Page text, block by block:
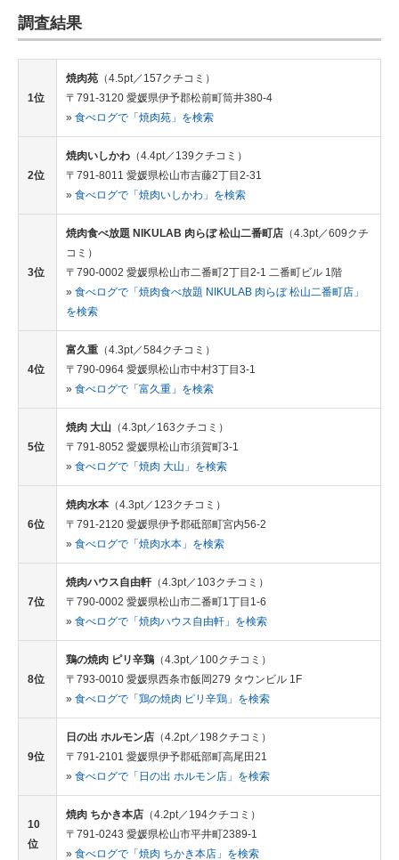
調査結果
1位
焼肉苑 （4.5pt／157クチコミ）
〒791-3120 愛媛県伊予郡松前町筒井380-4
» 食べログで「焼肉苑」を検索
2位
焼肉いしかわ （4.4pt／139クチコミ）
〒791-8011 愛媛県松山市吉藤2丁目2-31
» 食べログで「焼肉いしかわ」を検索
3位
焼肉食べ放題 NIKULAB 肉らぼ 松山二番町店 （4.3pt／609クチ
コミ）
〒790-0002 愛媛県松山市二番町2丁目2-1 二番町ビル 1階
» 食べログで「焼肉食べ放題 NIKULAB 肉らぼ 松山二番町店」
を検索
4位
富久重 （4.3pt／584クチコミ）
〒790-0964 愛媛県松山市中村3丁目3-1
» 食べログで「富久重」を検索
5位
焼肉 大山 （4.3pt／163クチコミ）
〒791-8052 愛媛県松山市須賀町3-1
» 食べログで「焼肉 大山」を検索
6位
焼肉水本 （4.3pt／123クチコミ）
〒791-2120 愛媛県伊予郡砥部町宮内56-2
» 食べログで「焼肉水本」を検索
7位
焼肉ハウス自由軒 （4.3pt／103クチコミ）
〒790-0002 愛媛県松山市二番町1丁目1-6
» 食べログで「焼肉ハウス自由軒」を検索
8位
鶏の焼肉 ピリ辛鶏 （4.3pt／100クチコミ）
〒793-0010 愛媛県西条市飯岡279 タウンビル 1F
» 食べログで「鶏の焼肉 ピリ辛鶏」を検索
9位
日の出 ホルモン店 （4.2pt／198クチコミ）
〒791-2101 愛媛県伊予郡砥部町高尾田21
» 食べログで「日の出 ホルモン店」を検索
10
位
焼肉 ちかき本店 （4.2pt／194クチコミ）
〒791-0243 愛媛県松山市平井町2389-1
» 食べログで「焼肉 ちかき本店」を検索